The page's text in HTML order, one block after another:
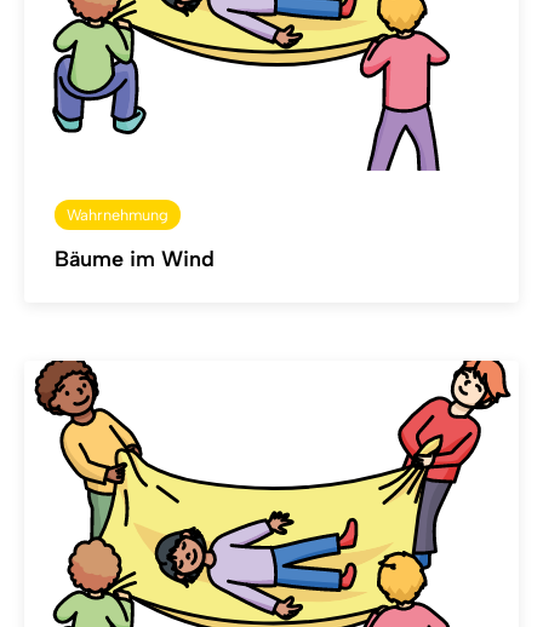
Wahrnehmung
Bäume im Wind